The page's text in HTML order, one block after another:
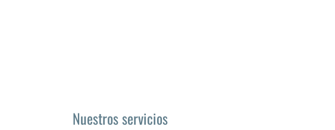
Nuestros servicios